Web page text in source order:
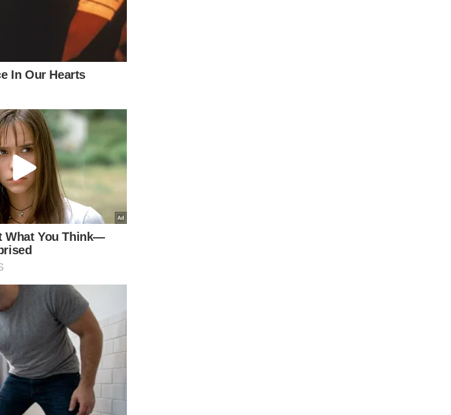
disputas políticas e
retirou-se para seu castelo e
mesmo